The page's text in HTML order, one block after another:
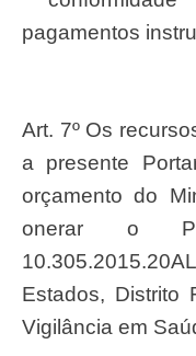
pagamentos
Art. 7º Os recursos orçamentários, de que trata
a presente
orçamento do
onerar o
Estados, Distrito
Vigilância em